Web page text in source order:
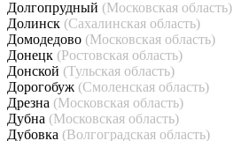
Долгопрудный (Московская область)
Долинск (Сахалинская область)
Домодедово (Московская область)
Донецк (Ростовская область)
Донской (Тульская область)
Дорогобуж (Смоленская область)
Дрезна (Московская область)
Дубна (Московская область)
Дубовка (Волгоградская область)